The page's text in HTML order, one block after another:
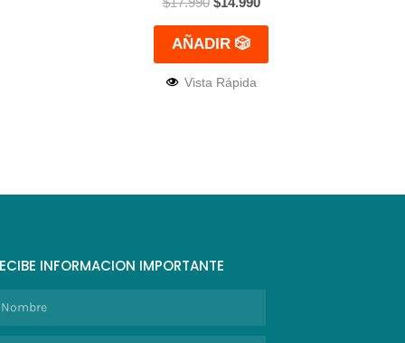
AÑADIR 🎲
Vista Rápida
INFORMACION IMPORTANTE